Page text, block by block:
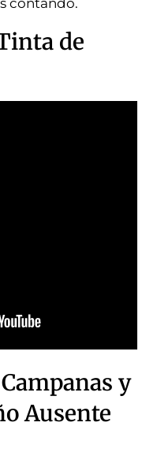
contando.
de
y
Ausente